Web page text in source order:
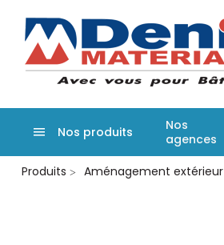
Aller
Nos produits
Nos
agences
Produits
Aménagement extérieur